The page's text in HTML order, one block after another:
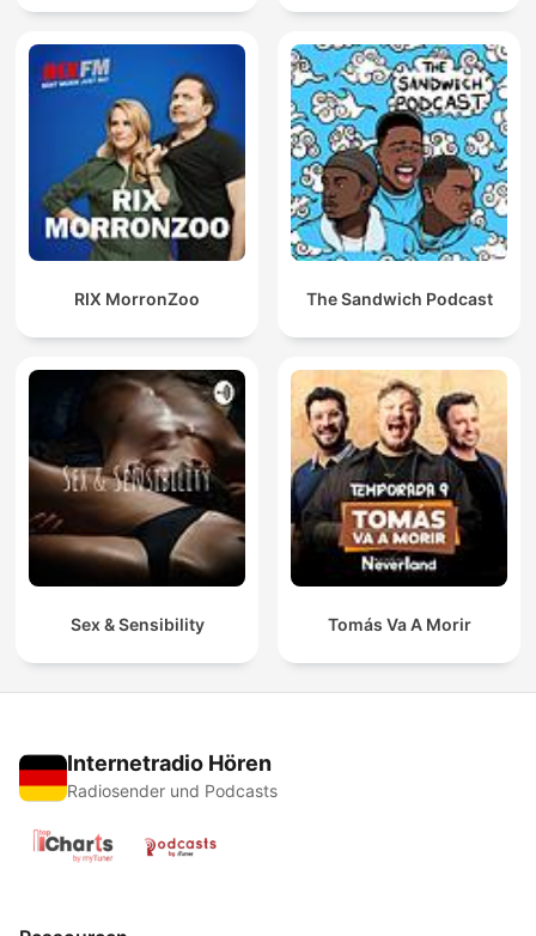
RIX MorronZoo The Sandwich Podcast
Sex & Sensibility Tomás Va A Morir
Internetradio Hören
Radiosender und Podcasts